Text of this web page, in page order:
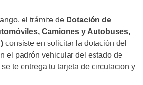
el trámite de Dotación de
Camiones y Autobuses,
consiste en solicitar la dotación del
el padrón vehicular del estado de
te entrega tu tarjeta de circulacion y